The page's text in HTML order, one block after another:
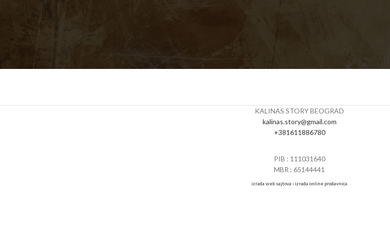
KALINAS STORY BEOGRAD
kalinas.story@gmail.com
+381611886780
PIB : 111031640
MBR : 65144441
izrada web sajtova i izrada online prodavnica